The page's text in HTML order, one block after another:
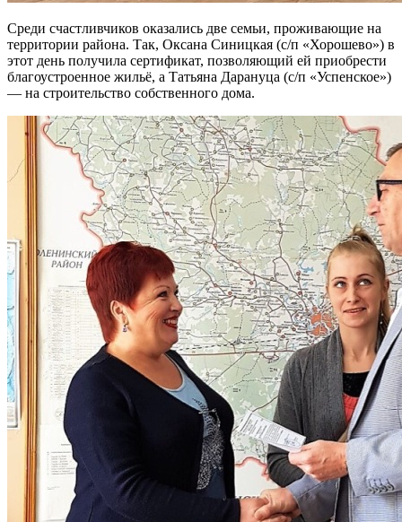
Среди счаст­ливчиков ока­зались две семьи, про­живающие на
территории района. Так, Оксана Синицкая (с/п «Хорошево») в
этот день получила сертификат, позволяющий ей приобрести
благоустроенное жильё, а Татьяна Дарануца (с/п «Успенское»)
— на строительство собственного дома.